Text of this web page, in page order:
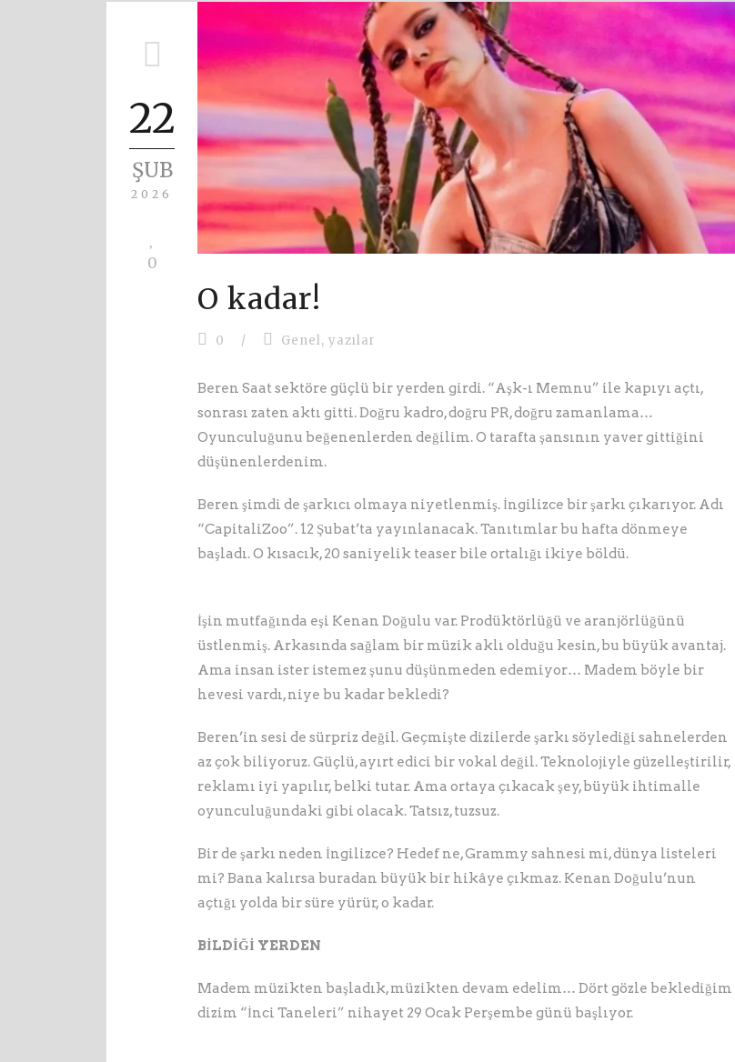
22
ŞUB
2026
0
O kadar!
0 / Genel, yazılar
Beren Saat sektöre güçlü bir yerden girdi. “Aşk-ı Memnu” ile kapıyı açtı,
sonrası zaten aktı gitti. Doğru kadro, doğru PR, doğru zamanlama…
Oyunculuğunu beğenenlerden değilim. O tarafta şansının yaver gittiğini
düşünenlerdenim.
Beren şimdi de şarkıcı olmaya niyetlenmiş. İngilizce bir şarkı çıkarıyor. Adı
“CapitaliZoo”. 12 Şubat’ta yayınlanacak. Tanıtımlar bu hafta dönmeye
başladı. O kısacık, 20 saniyelik teaser bile ortalığı ikiye böldü.
İşin mutfağında eşi Kenan Doğulu var. Prodüktörlüğü ve aranjörlüğünü
üstlenmiş. Arkasında sağlam bir müzik aklı olduğu kesin, bu büyük avantaj.
Ama insan ister istemez şunu düşünmeden edemiyor… Madem böyle bir
hevesi vardı, niye bu kadar bekledi?
Beren’in sesi de sürpriz değil. Geçmişte dizilerde şarkı söylediği sahnelerden
az çok biliyoruz. Güçlü, ayırt edici bir vokal değil. Teknolojiyle güzelleştirilir,
reklamı iyi yapılır, belki tutar. Ama ortaya çıkacak şey, büyük ihtimalle
oyunculuğundaki gibi olacak. Tatsız, tuzsuz.
Bir de şarkı neden İngilizce? Hedef ne, Grammy sahnesi mi, dünya listeleri
mi? Bana kalırsa buradan büyük bir hikâye çıkmaz. Kenan Doğulu’nun
açtığı yolda bir süre yürür, o kadar.
BİLDİĞİ YERDEN
Madem müzikten başladık, müzikten devam edelim… Dört gözle beklediğim
dizim “İnci Taneleri” nihayet 29 Ocak Perşembe günü başlıyor.